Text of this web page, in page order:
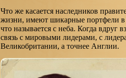
Что же касается наследников
жизни, имеют шикарные портфели в
что называется с неба. Когда вдруг
связь с мировыми лидерами, с
Великобритании, а точнее Англии.